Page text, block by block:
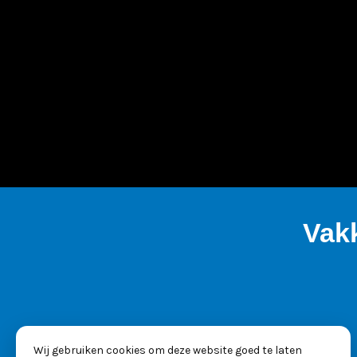
Wij gebruiken cookies om deze website goed te laten